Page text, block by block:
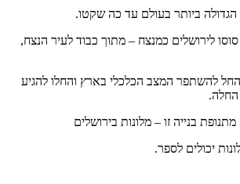
ביותר בעולם עד כה שקטו.
לירושלים כמנצח – מתוך כבוד לעיר הנצח,
להשתפר המצב הכלכלי בארץ והחלו להגיע
החלה.
בנייה זו – מלונות בירושלים
יכולים לספר.